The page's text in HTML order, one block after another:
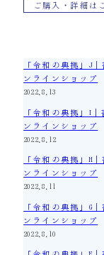
ご購入・詳細は
「令和の典拠」J
ンラインショップ
2022.8.13
「令和の典拠」I
ンラインショップ
2022.8.12
「令和の典拠」H
ンラインショップ
2022.8.11
「令和の典拠」G
ンラインショップ
2022.8.10